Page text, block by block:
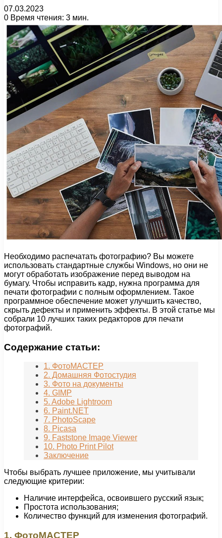
07.03.2023
0 Время чтения: 3 мин.
Необходимо распечатать фотографию? Вы можете
использовать стандартные службы Windows, но они не
могут обработать изображение перед выводом на
бумагу. Чтобы исправить кадр, нужна программа для
печати фотографии с полным оформлением. Такое
программное обеспечение может улучшить качество,
скрыть дефекты и применить эффекты. В этой статье мы
собрали 10 лучших таких редакторов для печати
фотографий.
Содержание статьи:
1. ФотоМАСТЕР
2. Домашняя Фотостудия
3. Фото на документы
4. GIMP
5. Adobe Lightroom
6. Paint.NET
7. PhotoScape
8. Picasa
9. Faststone Image Viewer
10. Photo Print Pilot
Заключение
Чтобы выбрать лучшее приложение, мы учитывали
следующие критерии:
Наличие интерфейса, освоившего русский язык;
Простота использования;
Количество функций для изменения фотографий.
1. ФотоМАСТЕР